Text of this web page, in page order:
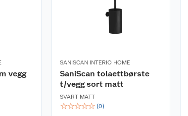
vegg
SANISCAN INTERIO HOME
SaniScan tolaettbørste
t/vegg sort matt
SVART MATT
☆☆☆☆☆ (0)